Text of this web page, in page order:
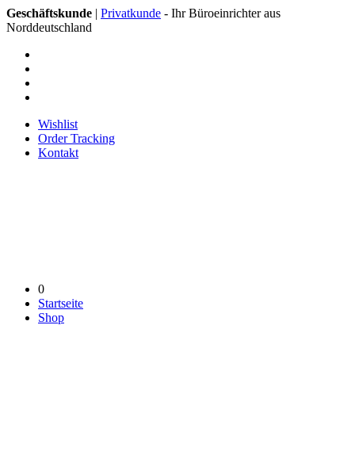
Geschäftskunde | Privatkunde - Ihr Büroeinrichter aus
Norddeutschland
Wishlist
Order Tracking
Kontakt
0
Startseite
Shop